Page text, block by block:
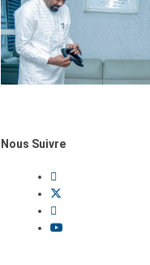
Nous Suivre